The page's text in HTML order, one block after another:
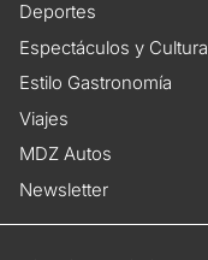
Deportes
Espectáculos y Cultura
Estilo Gastronomía
Viajes
MDZ Autos
Newsletter